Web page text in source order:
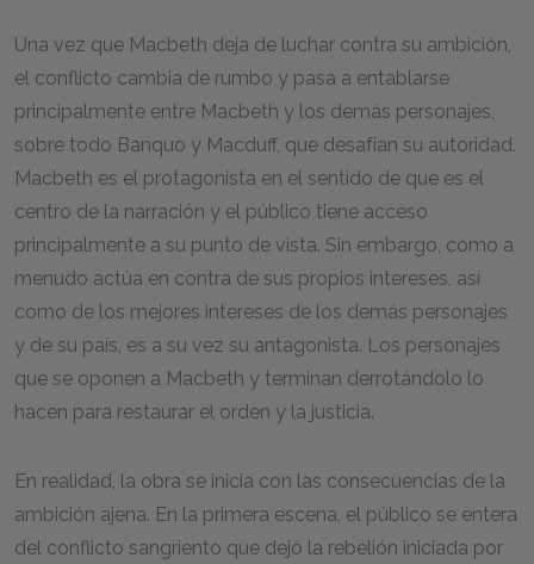
Una vez que Macbeth deja de luchar contra su ambición,
el conflicto cambia de rumbo y pasa a entablarse
principalmente entre Macbeth y los demás personajes,
sobre todo Banquo y Macduff, que desafían su autoridad.
Macbeth es el protagonista en el sentido de que es el
centro de la narración y el público tiene acceso
principalmente a su punto de vista. Sin embargo, como a
menudo actúa en contra de sus propios intereses, así
como de los mejores intereses de los demás personajes
y de su país, es a su vez su antagonista. Los personajes
que se oponen a Macbeth y terminan derrotándolo lo
hacen para restaurar el orden y la justicia.
En realidad, la obra se inicia con las consecuencias de la
ambición ajena. En la primera escena, el público se entera
del conflicto sangriento que dejó la rebelión iniciada por